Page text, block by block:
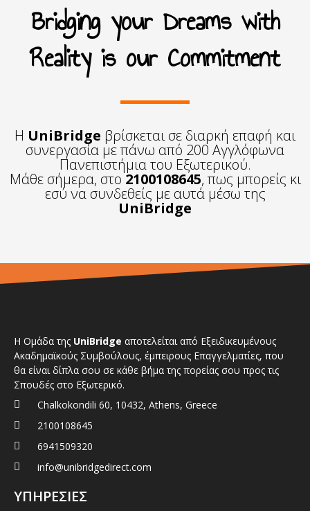
Bridging your Dreams with
Reality is our Commitment
Η UniBridge βρίσκεται σε διαρκή επαφή και
συνεργασία με πάνω από 200 Αγγλόφωνα
Πανεπιστήμια του Εξωτερικού.
Μάθε σήμερα, στο2100108645, πως μπορείς κι
εσύ να συνδεθείς με αυτά μέσω της
UniBridge
Η Ομάδα της UniBridge αποτελείται από Εξειδικευμένους
Ακαδημαϊκούς Συμβούλους, έμπειρους Επαγγελματίες, που
θα είναι δίπλα σου σε κάθε βήμα της πορείας σου προς τις
Σπουδές στο Εξωτερικό.
Chalkokondili 60, 10432, Athens, Greece
2100108645
6941509320
info@unibridgedirect.com
ΥΠΗΡΕΣΙΕΣ